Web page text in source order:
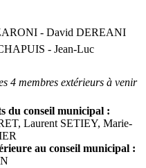
- David DEREANI
- Jean-Luc
4 membres extérieurs à venir
du conseil municipal :
Laurent SETIEY, Marie-
au conseil municipal :